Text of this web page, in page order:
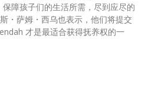
障孩子们的生活所需，尽到应尽的
才是最适合获得抚养权的一